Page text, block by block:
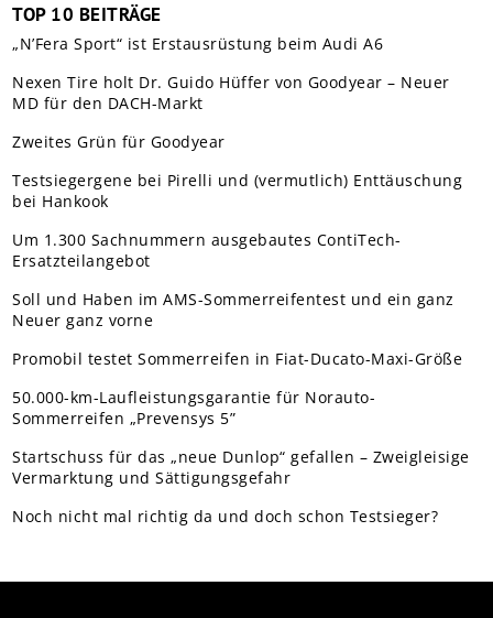
TOP 10 BEITRÄGE
„N’Fera Sport“ ist Erstausrüstung beim Audi A6
Nexen Tire holt Dr. Guido Hüffer von Goodyear – Neuer
MD für den DACH-Markt
Zweites Grün für Goodyear
Testsiegergene bei Pirelli und (vermutlich) Enttäuschung
bei Hankook
Um 1.300 Sachnummern ausgebautes ContiTech-
Ersatzteilangebot
Soll und Haben im AMS-Sommerreifentest und ein ganz
Neuer ganz vorne
Promobil testet Sommerreifen in Fiat-Ducato-Maxi-Größe
50.000-km-Laufleistungsgarantie für Norauto-
Sommerreifen „Prevensys 5”
Startschuss für das „neue Dunlop“ gefallen – Zweigleisige
Vermarktung und Sättigungsgefahr
Noch nicht mal richtig da und doch schon Testsieger?